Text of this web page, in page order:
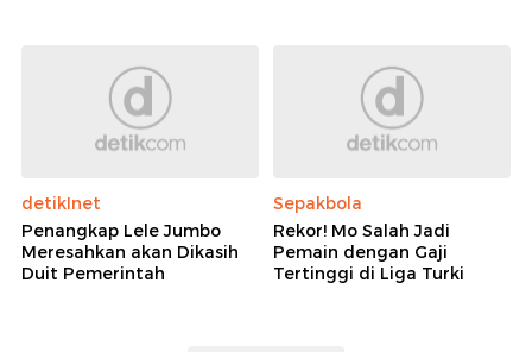
detikInet
Penangkap Lele Jumbo
Meresahkan akan Dikasih
Duit Pemerintah
Sepakbola
Rekor! Mo Salah Jadi
Pemain dengan Gaji
Tertinggi di Liga Turki